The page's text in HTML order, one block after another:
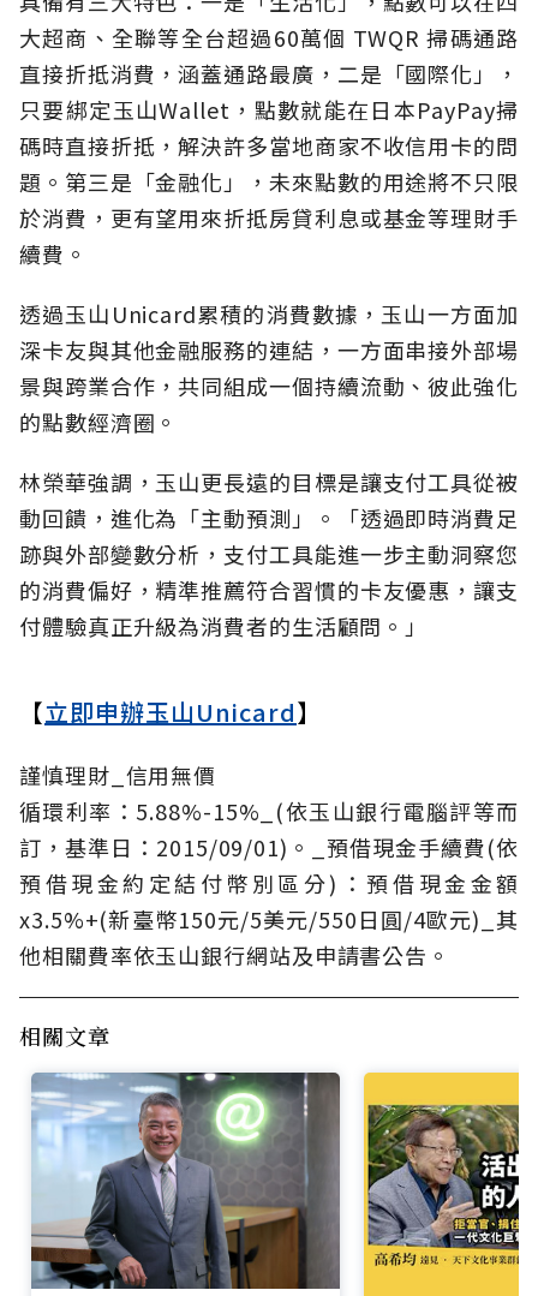
大超商、全聯等全台超過60萬個 TWQR 掃碼通路
直接折抵消費，涵蓋通路最廣，二是「國際化」，
只要綁定玉山Wallet，點數就能在日本PayPay掃
碼時直接折抵，解決許多當地商家不收信用卡的問
題。第三是「金融化」，未來點數的用途將不只限
於消費，更有望用來折抵房貸利息或基金等理財手
續費。
透過玉山Unicard累積的消費數據，玉山一方面加
深卡友與其他金融服務的連結，一方面串接外部場
景與跨業合作，共同組成一個持續流動、彼此強化
的點數經濟圈。
林榮華強調，玉山更長遠的目標是讓支付工具從被
動回饋，進化為「主動預測」。「透過即時消費足
跡與外部變數分析，支付工具能進一步主動洞察您
的消費偏好，精準推薦符合習慣的卡友優惠，讓支
付體驗真正升級為消費者的生活顧問。」
【立即申辦玉山Unicard】
謹慎理財_信用無價
循環利率：5.88%-15%_(依玉山銀行電腦評等而
訂，基準日：2015/09/01)。_預借現金手續費(依
預借現金約定結付幣別區分)：預借現金金額
x3.5%+(新臺幣150元/5美元/550日圓/4歐元)_其
他相關費率依玉山銀行網站及申請書公告。
相關文章